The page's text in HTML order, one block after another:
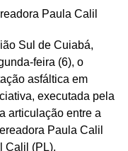
Paula Calil
Sul de Cuiabá,
feira (6), o
asfáltica em
executada pela
articulação entre a
Paula Calil
Calil (PL),